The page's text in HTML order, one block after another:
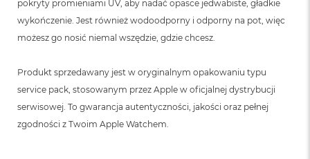
pokryty promieniami UV, aby nadać opasce jedwabiste, gładkie
wykończenie. Jest również wodoodporny i odporny na pot, więc
możesz go nosić niemal wszędzie, gdzie chcesz.
Produkt sprzedawany jest w oryginalnym opakowaniu typu
service pack, stosowanym przez Apple w oficjalnej dystrybucji
serwisowej. To gwarancja autentyczności, jakości oraz pełnej
zgodności z Twoim Apple Watchem.